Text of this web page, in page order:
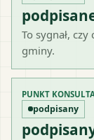
To sygnał,
gminy.
PUNKT
podpisany